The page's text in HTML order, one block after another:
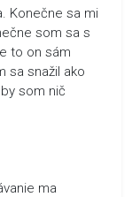
Konečne sa mi
som sa s
to on sám
sa snažil ako
som nič
ma